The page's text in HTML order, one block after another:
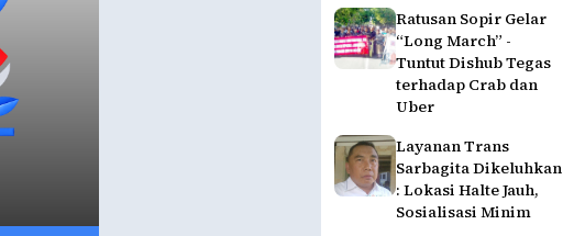
Ratusan Sopir Gelar
“Long March” -
Tuntut Dishub Tegas
terhadap Crab dan
Uber
Layanan Trans
Sarbagita Dikeluhkan
: Lokasi Halte Jauh,
Sosialisasi Minim